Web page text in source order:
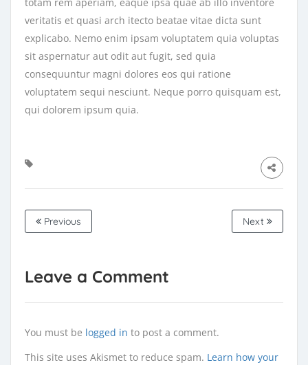
totam rem aperiam, eaque ipsa quae ab illo inventore
veritatis et quasi arch itecto beatae vitae dicta sunt
explicabo. Nemo enim ipsam voluptatem quia voluptas
sit aspernatur aut odit aut fugit, sed quia
consequuntur magni dolores eos qui ratione
voluptatem sequi nesciunt. Neque porro quisquam est,
qui dolorem ipsum quia.
Previous Next
Leave a Comment
You must be logged in to post a comment.
This site uses Akismet to reduce spam. Learn how your